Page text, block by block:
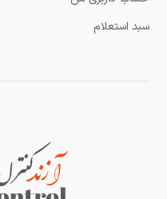
سبد استعلام